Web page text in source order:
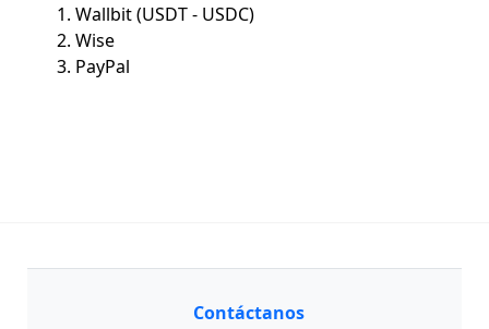
Wallbit (USDT - USDC)
Wise
PayPal
Contáctanos